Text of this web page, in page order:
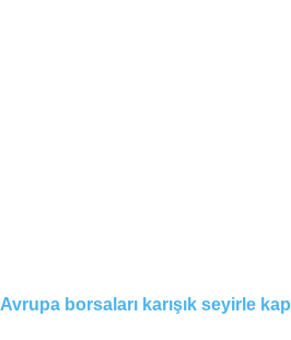
Avrupa borsaları karışık seyirle